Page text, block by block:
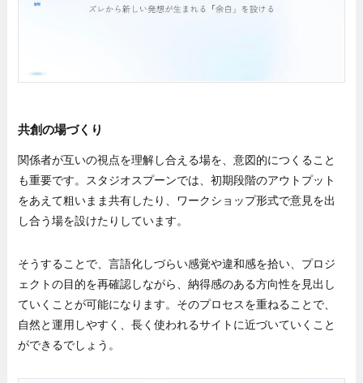
共創の場づくり
関係者が互いの視点を理解し合える場を、意図的につくること
も重要です。スタジオスプーンでは、初期段階のアウトプット
をあえて粗いまま共有したり、ワークショップ形式で意見を出
し合う場を設けたりしています。
そうすることで、言語化しづらい感覚や違和感を拾い、プロジ
ェクトの目的を再確認しながら、納得感のある方向性を見出し
ていくことが可能になります。そのプロセスを重ねることで、
自然と運用しやすく、長く使われるサイトに近づいていくこと
ができるでしょう。